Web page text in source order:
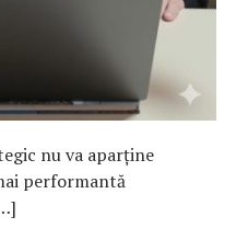
nu va aparține
performantă